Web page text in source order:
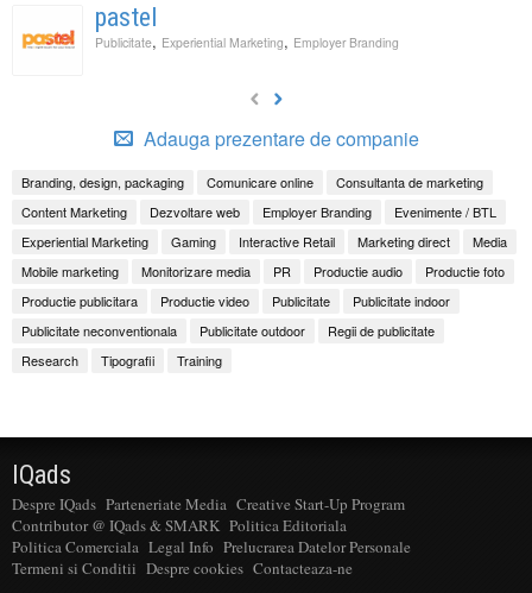
pastel
Publicitate, Experiential Marketing, Employer Branding
Adauga prezentare de companie
Branding, design, packaging Comunicare online
Consultanta de marketing
Content Marketing
Dezvoltare web Employer Branding
Evenimente / BTL
Experiential Marketing
Gaming Interactive Retail Marketing direct
Media
Mobile marketing
Monitorizare media PR Productie audio
Productie foto
Productie publicitara
Productie video Publicitate
Publicitate indoor
Publicitate neconventionala
Publicitate outdoor
Regii de publicitate
Research
Tipografii Training
IQads
Despre IQads Parteneriate Media Creative Start-Up Program
Contributor @ IQads & SMARK Politica Editoriala
Politica Comerciala Legal Info Prelucrarea Datelor Personale
Termeni si Conditii Despre cookies Contacteaza-ne